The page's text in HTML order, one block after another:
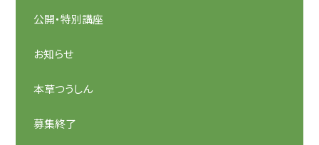
公開・特別講座
お知らせ
本草つうしん
募集終了